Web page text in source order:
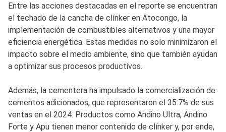
Entre las acciones destacadas en el reporte se encuentran
el techado de la cancha de clínker en Atocongo, la
implementación de combustibles alternativos y una mayor
eficiencia energética. Estas medidas no solo minimizaron el
impacto sobre el medio ambiente, sino que también ayudan
a optimizar sus procesos productivos.
Además, la cementera ha impulsado la comercialización de
cementos adicionados, que representaron el 35.7% de sus
ventas en el 2024. Productos como Andino Ultra, Andino
Forte y Apu tienen menor contenido de clínker y, por ende,